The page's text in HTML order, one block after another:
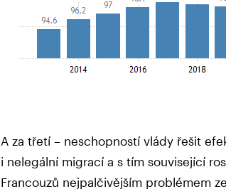
A za třetí – neschopností vlády řešit
i nelegální migrací a s tím související
Francouzů nejpalčivějším problémem